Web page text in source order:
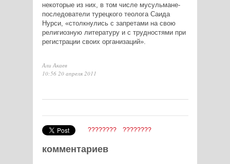
некоторые из них, в том числе мусульмане-
последователи турецкого теолога Саида
Нурси, «столкнулись с запретами на свою
религиозную литературу и с трудностями при
регистрации своих организаций».
Али Акаев
10:56 20 апреля 2011
???????? ????????
комментариев